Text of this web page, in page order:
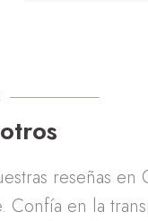
reseñas en
en la